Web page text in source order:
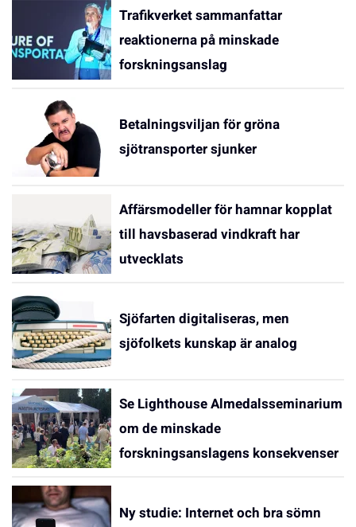
Trafikverket sammanfattar
reaktionerna på minskade
forskningsanslag
Betalningsviljan för gröna
sjötransporter sjunker
Affärsmodeller för hamnar kopplat
till havsbaserad vindkraft har
utvecklats
Sjöfarten digitaliseras, men
sjöfolkets kunskap är analog
Se Lighthouse Almedalsseminarium
om de minskade
forskningsanslagens konsekvenser
Ny studie: Internet och bra sömn